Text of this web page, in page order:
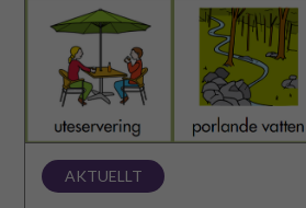
AKTUELLT